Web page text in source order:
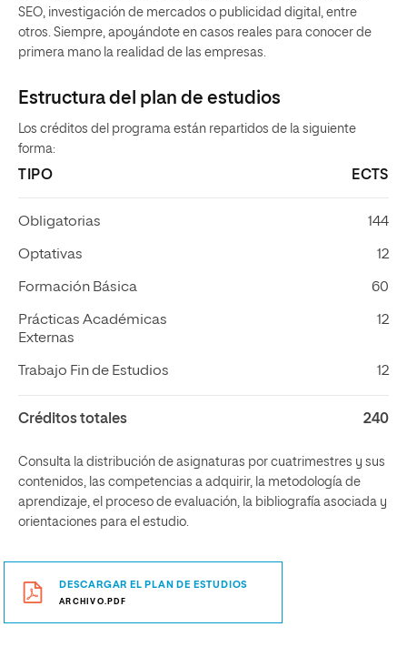
SEO, investigación de mercados o publicidad digital, entre
otros. Siempre, apoyándote en casos reales para conocer de
primera mano la realidad de las empresas.
Estructura del plan de estudios
Los créditos del programa están repartidos de la siguiente
forma:
TIPO ECTS
Obligatorias 144
Optativas 12
Formación Básica 60
Prácticas Académicas
Externas
12
Trabajo Fin de Estudios 12
Créditos totales 240
Consulta la distribución de asignaturas por cuatrimestres y sus
contenidos, las competencias a adquirir, la metodología de
aprendizaje, el proceso de evaluación, la bibliografía asociada y
orientaciones para el estudio.
DESCARGAR EL PLAN DE ESTUDIOS
ARCHIVO.PDF